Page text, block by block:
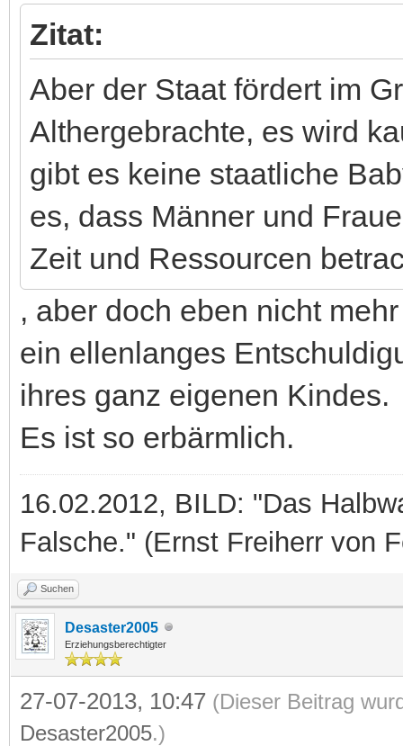
Zitat:
Aber der Staat fördert im
Althergebrachte, es wird
gibt es keine staatliche
es, dass Männer und
Zeit und Ressourcen
, aber doch eben nicht
ein ellenlanges
ihres ganz eigenen Kindes.
Es ist so erbärmlich.
16.02.2012, BILD: "Das
Falsche." (Ernst Freiherr von
Suchen
Desaster2005
Erziehungsberechtigter
27-07-2013, 10:47 (Dieser Beitrag
Desaster2005.)